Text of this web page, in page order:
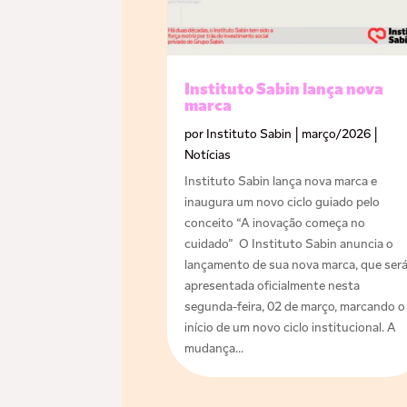
Instituto Sabin lança nova
marca
por Instituto Sabin março/2026
Notícias
Instituto Sabin lança nova marca e
inaugura um novo ciclo guiado pelo
conceito “A inovação começa no
cuidado” O Instituto Sabin anuncia o
lançamento de sua nova marca, que
apresentada oficialmente nesta
segunda-feira, 02 de março, marcando o
início de um novo ciclo institucional. A
mudança...